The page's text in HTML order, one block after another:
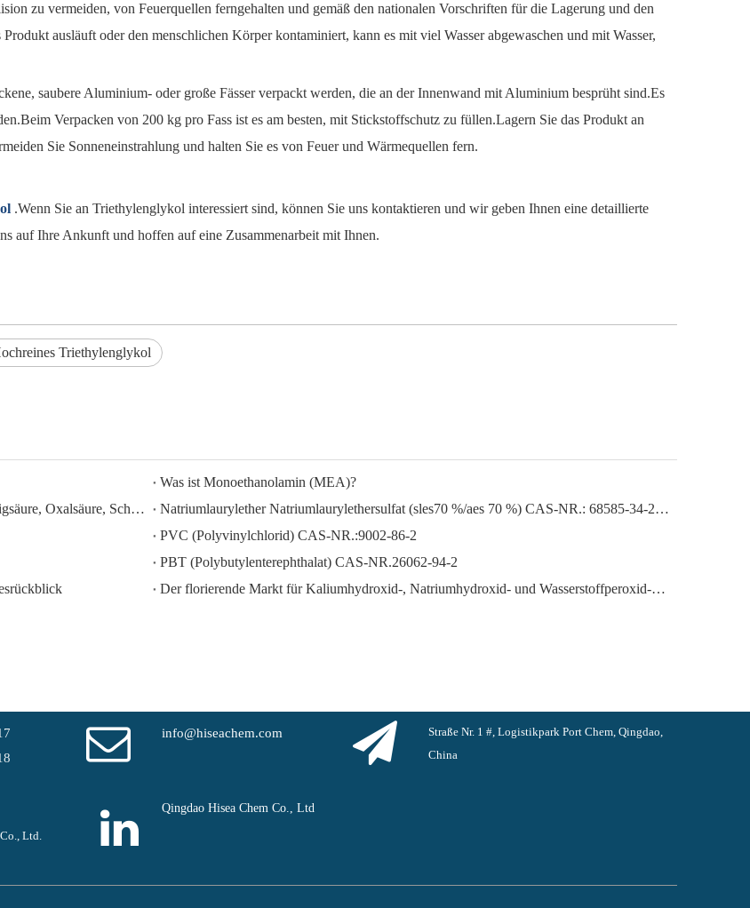
zu vermeiden, von Feuerquellen ferngehalten und gemäß den nationalen Vorschriften für die Lagerung und den
ausläuft oder den menschlichen Körper kontaminiert, kann es mit viel Wasser abgewaschen und mit Wasser,
saubere Aluminium- oder große Fässer verpackt werden, die an der Innenwand mit Aluminium besprüht sind.Es
Verpacken von 200 kg pro Fass ist es am besten, mit Stickstoffschutz zu füllen.Lagern Sie das Produkt an
Sie Sonneneinstrahlung und halten Sie es von Feuer und Wärmequellen fern.
.Wenn Sie an Triethylenglykol interessiert sind, können Sie uns kontaktieren und wir geben Ihnen eine detaillierte
auf Ihre Ankunft und hoffen auf eine Zusammenarbeit mit Ihnen.
Triethylenglykol
Was ist Monoethanolamin (MEA)?
HISEACHEM ist führend: Jüngste Erfolge beim Export von Essigsäure, Oxalsäure, Schwefelsäure, Salpetersäure, Natronlauge, Flüssigalkali und Natriummetabisulfit aus China
Natriumlaurylether Natriumlaurylethersulfat (sles70 %/aes 70 %) CAS-NR.: 68585-34-2sles70 %/aes 70 %) CAS-NR.: 68585-34-2
PVC (Polyvinylchlorid) CAS-NR.:9002-86-2
PBT (Polybutylenterephthalat) CAS-NR.26062-94-2
Der florierende Markt für Kaliumhydroxid-, Natriumhydroxid- und Wasserstoffperoxid-Exporte aus China: Ein Rückblick auf das vergangene Jahr
info@hiseachem.com
Straße Nr. 1 #, Logistikpark Port Chem, Qingdao,
China
Ltd.
Qingdao Hisea Chem Co., Ltd